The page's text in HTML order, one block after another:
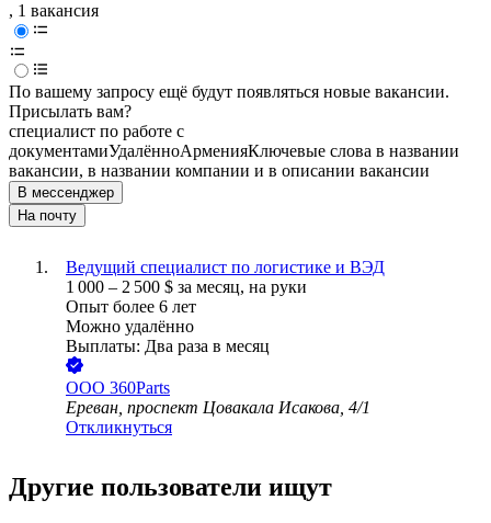
, 1 вакансия
По вашему запросу ещё будут появляться новые вакансии.
Присылать вам?
специалист по работе с
документамиУдалённоАрменияКлючевые слова в названии
вакансии, в названии компании и в описании вакансии
В мессенджер
На почту
Ведущий специалист по логистике и ВЭД
1 000 – 2 500 $ за месяц, на руки
Опыт более 6 лет
Можно удалённо
Выплаты: Два раза в месяц
ООО 360Parts
Ереван, проспект Цовакала Исакова, 4/1
Откликнуться
Другие пользователи ищут